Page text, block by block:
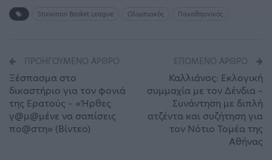
Stoiximan Basket League Ολυμπιακός Παναθηανϊκός
ΠΡΟΗΓΟΎΜΕΝΟ ΆΡΘΡΟ
Ξέσπασμα στο
δικαστήριο για τον φονιά
της Ερατούς – «Ήρθες
γ@μ@μένε να σαπίσεις
πο@στη» (Βίντεο)
ΕΠΌΜΕΝΟ ΆΡΘΡΟ
Καλλιάνος: Εκλογική
συμμαχία με τον Δένδια –
Συνάντηση με διπλή
ατζέντα και συζήτηση για
τον Νότιο Τομέα της
Αθήνας